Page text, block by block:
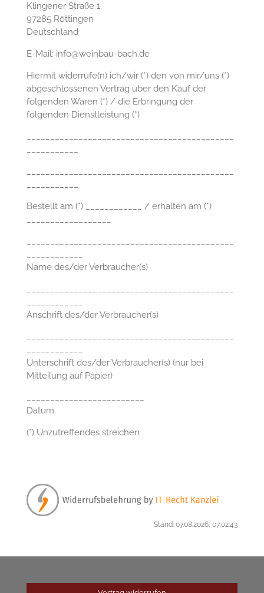
Klingener Straße 1
97285 Röttingen
Deutschland
E-Mail: info@weinbau-bach.de
Hiermit widerrufe(n) ich/wir (*) den von mir/uns (*)
abgeschlossenen Vertrag über den Kauf der
folgenden Waren (*) / die Erbringung der
folgenden Dienstleistung (*)
Bestellt am (*) ____________ / erhalten am (*)
Name des/der Verbraucher(s)
Anschrift des/der Verbraucher(s)
Unterschrift des/der Verbraucher(s) (nur bei
Mitteilung auf Papier)
Datum
(*) Unzutreffendes streichen
Stand: 07.08.2026, 07:02:43